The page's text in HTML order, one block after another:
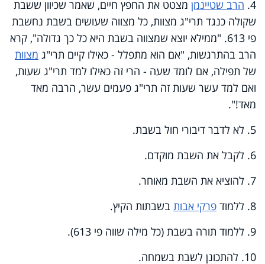
4. הרב שטיינמן מצטט את החפץ חיים, שאמר שכיוון ששבת
שקולה כנגד תרי"ג מצוות, כל מצווה שעושים בשבת נחשבת
פי 613. "ממילא יוצא שמצווה בשבת היא כל כך גדולה", קרא
הרב בהתרגשות, "אם הוא מתפלל - כאילו קיים תרי"ג מצוות
של תפילה, אם לומד שעה - הרי זה כאילו למד תרי"ג שעות,
ואם למד עשר שעות זה תרי"ג פעמים עשר, הרבה מאד
מאד!".
5. לא לדבר דיבורי חול בשבת.
6. לקבל את השבת מוקדם.
7. להוציא את השבת מאוחר.
8. ללמוד
פרקי אבות בשבתות הקיץ.
9. ללמוד תורה בשבת (כל מילה שווה פי 613).
10. להתכונן לשבת בשמחה.